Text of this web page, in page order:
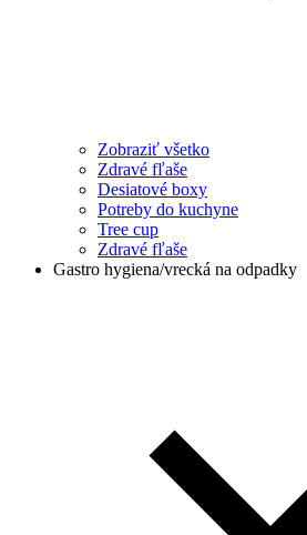
Zobraziť všetko
Zdravé fľaše
Desiatové boxy
Potreby do kuchyne
Tree cup
Zdravé fľaše
Gastro hygiena/vrecká na odpadky